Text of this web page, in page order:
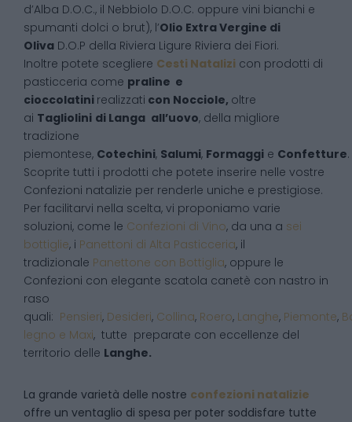
d’Alba D.O.C., il Nebbiolo D.O.C. oppure vini bianchi e
spumanti dolci o brut), l’Olio Extra Vergine di
Oliva D.O.P della Riviera Ligure Riviera dei Fiori.
Inoltre potete scegliere Cesti Natalizi con prodotti di
pasticceria come praline e
cioccolatini realizzati con Nocciole, oltre
ai Tagliolini di Langa all’uovo, della migliore
tradizione
piemontese, Cotechini, Salumi, Formaggi e Confetture.
Scoprite tutti i prodotti che potete inserire nelle vostre
Confezioni natalizie per renderle uniche e prestigiose.
Per facilitarvi nella scelta, vi proponiamo varie
soluzioni, come le Confezioni di Vino, da una a sei
bottiglie, i Panettoni di Alta Pasticceria, il
tradizionale Panettone con Bottiglia, oppure le
Confezioni con elegante scatola canetè con nastro in
raso
quali: Pensieri, Desideri, Collina, Roero, Langhe, Piemonte,
legno e Maxi, tutte preparate con eccellenze del
territorio delle Langhe.
La grande varietà delle nostre confezioni natalizie
offre un ventaglio di spesa per poter soddisfare tutte